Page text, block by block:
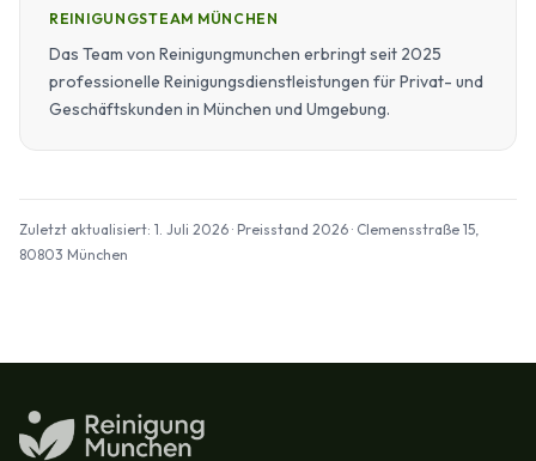
REINIGUNGSTEAM MÜNCHEN
Das Team von Reinigungmunchen erbringt seit 2025
professionelle Reinigungsdienstleistungen für Privat- und
Geschäftskunden in München und Umgebung.
Zuletzt aktualisiert: 1. Juli 2026 · Preisstand 2026 · Clemensstraße 15,
80803 München